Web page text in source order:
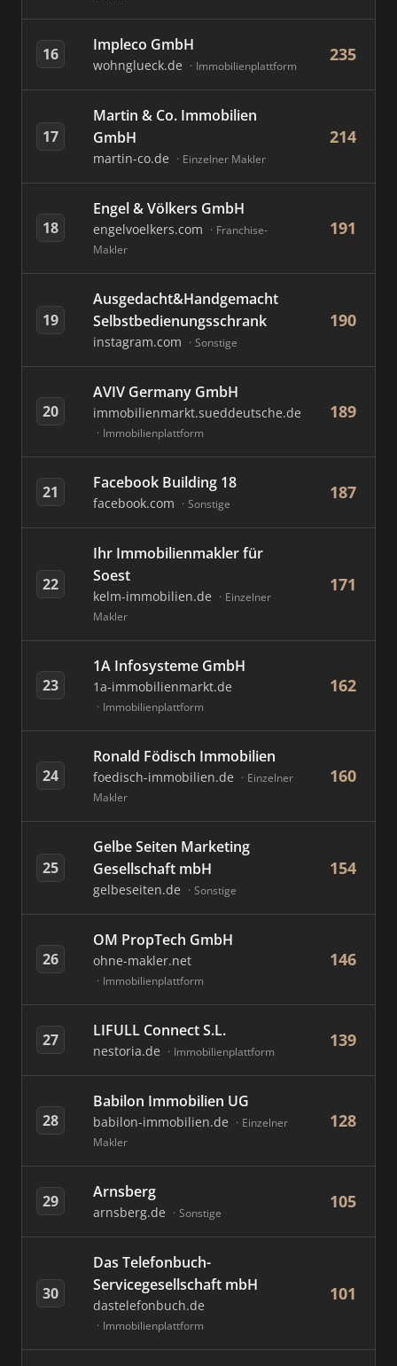
16 Impleco GmbH
wohnglueck.de Immobilienplattform
235
17
Martin & Co. Immobilien
GmbH
martin-co.de Einzelner Makler
214
18
Engel & Völkers GmbH
engelvoelkers.com
Franchise-
Makler
191
19
Ausgedacht&Handgemacht
Selbstbedienungsschrank
instagram.com Sonstige
190
20
AVIV Germany GmbH
immobilienmarkt.sueddeutsche.de
Immobilienplattform
189
21 Facebook Building 18
facebook.com Sonstige
187
22
Ihr Immobilienmakler für
Soest
kelm-immobilien.de
Einzelner
Makler
171
23
1A Infosysteme GmbH
1a-immobilienmarkt.de
Immobilienplattform
162
24
Ronald Födisch Immobilien
foedisch-immobilien.de
Einzelner
Makler
160
25
Gelbe Seiten Marketing
Gesellschaft mbH
gelbeseiten.de Sonstige
154
26
OM PropTech GmbH
ohne-makler.net
Immobilienplattform
146
27 LIFULL Connect S.L.
nestoria.de Immobilienplattform
139
28
Babilon Immobilien UG
babilon-immobilien.de
Einzelner
Makler
128
29 Arnsberg
arnsberg.de Sonstige
105
30
Das Telefonbuch-
Servicegesellschaft mbH
dastelefonbuch.de
Immobilienplattform
101